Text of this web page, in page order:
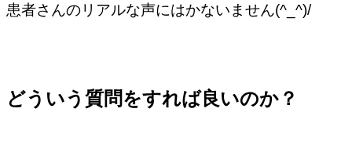
患者さんのリアルな声にはかないません(^_^)/
どういう質問をすれば良いのか？